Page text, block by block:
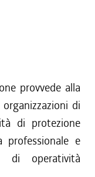
provvede alla
di
di protezione
professionale e
di operatività